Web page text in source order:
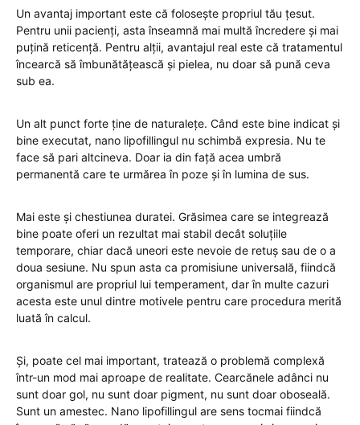
Un avantaj important este că folosește propriul tău țesut.
Pentru unii pacienți, asta înseamnă mai multă încredere și mai
puțină reticență. Pentru alții, avantajul real este că tratamentul
încearcă să îmbunătățească și pielea, nu doar să pună ceva
sub ea.
Un alt punct forte ține de naturalețe. Când este bine indicat și
bine executat, nano lipofillingul nu schimbă expresia. Nu te
face să pari altcineva. Doar ia din față acea umbră
permanentă care te urmărea în poze și în lumina de sus.
Mai este și chestiunea duratei. Grăsimea care se integrează
bine poate oferi un rezultat mai stabil decât soluțiile
temporare, chiar dacă uneori este nevoie de retuș sau de o a
doua sesiune. Nu spun asta ca promisiune universală, fiindcă
organismul are propriul lui temperament, dar în multe cazuri
acesta este unul dintre motivele pentru care procedura merită
luată în calcul.
Și, poate cel mai important, tratează o problemă complexă
într-un mod mai aproape de realitate. Cearcănele adânci nu
sunt doar gol, nu sunt doar pigment, nu sunt doar oboseală.
Sunt un amestec. Nano lipofillingul are sens tocmai fiindcă